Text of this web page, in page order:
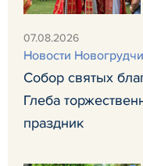
07.08.2026
Новости
Собор святых
Глеба
праздник